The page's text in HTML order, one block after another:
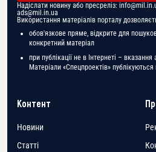
Надіслати новину або пресреліз:
ads@mil.in.ua
Використання матеріалів порталу
обов'язкове пряме, відкрите для
конкретний матеріал
при публікації не в Інтернеті –
Матеріали «Спецпроектів»
Контент
Новини
Статті